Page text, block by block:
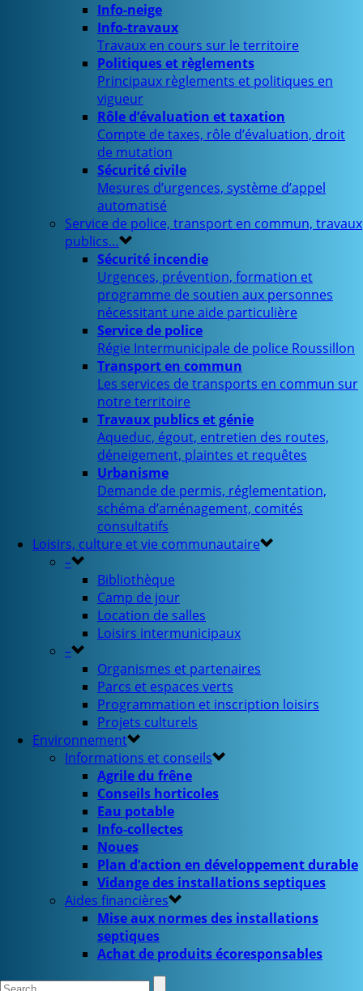
Info-neige
Info-travaux
Travaux en cours sur le territoire
Politiques et règlements
Principaux règlements et politiques en
vigueur
Rôle d’évaluation et taxation
Compte de taxes, rôle d’évaluation, droit
de mutation
Sécurité civile
Mesures d’urgences, système d’appel
automatisé
Service de police, transport en commun, travaux
publics…
Sécurité incendie
Urgences, prévention, formation et
programme de soutien aux personnes
nécessitant une aide particulière
Service de police
Régie Intermunicipale de police Roussillon
Transport en commun
Les services de transports en commun sur
notre territoire
Travaux publics et génie
Aqueduc, égout, entretien des routes,
déneigement, plaintes et requêtes
Urbanisme
Demande de permis, réglementation,
schéma d’aménagement, comités
consultatifs
Loisirs, culture et vie communautaire
–
Bibliothèque
Camp de jour
Location de salles
Loisirs intermunicipaux
–
Organismes et partenaires
Parcs et espaces verts
Programmation et inscription loisirs
Projets culturels
Environnement
Informations et conseils
Agrile du frêne
Conseils horticoles
Eau potable
Info-collectes
Noues
Plan d’action en développement durable
Vidange des installations septiques
Aides financières
Mise aux normes des installations
septiques
Achat de produits écoresponsables